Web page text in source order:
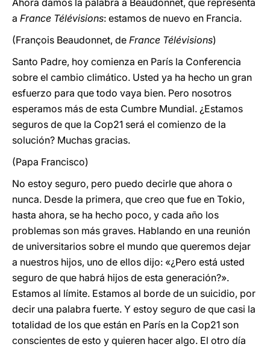
Ahora damos la palabra a Beaudonnet, que representa
a France Télévisions: estamos de nuevo en Francia.
(François Beaudonnet, de France Télévisions)
Santo Padre, hoy comienza en París la Conferencia
sobre el cambio climático. Usted ya ha hecho un gran
esfuerzo para que todo vaya bien. Pero nosotros
esperamos más de esta Cumbre Mundial. ¿Estamos
seguros de que la Cop21 será el comienzo de la
solución? Muchas gracias.
(Papa Francisco)
No estoy seguro, pero puedo decirle que ahora o
nunca. Desde la primera, que creo que fue en Tokio,
hasta ahora, se ha hecho poco, y cada año los
problemas son más graves. Hablando en una reunión
de universitarios sobre el mundo que queremos dejar
a nuestros hijos, uno de ellos dijo: «¿Pero está usted
seguro de que habrá hijos de esta generación?».
Estamos al límite. Estamos al borde de un suicidio, por
decir una palabra fuerte. Y estoy seguro de que casi la
totalidad de los que están en París en la Cop21 son
conscientes de esto y quieren hacer algo. El otro día